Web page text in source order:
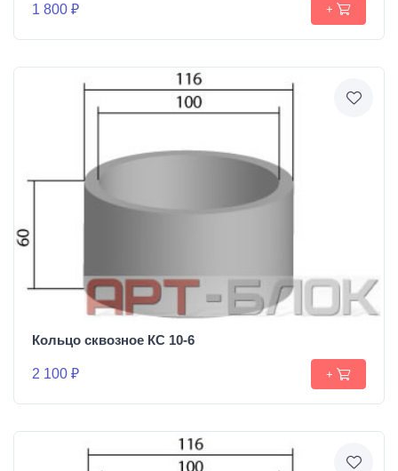
1 800 ₽ +
Кольцо сквозное КС 10-6
2 100 ₽ +